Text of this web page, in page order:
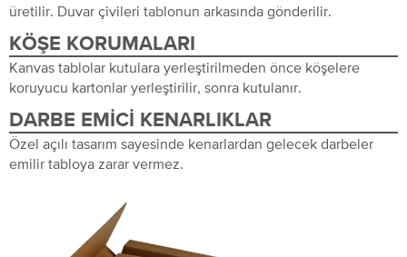
üretilir. Duvar çivileri tablonun arkasında gönderilir.
KÖŞE KORUMALARI
Kanvas tablolar kutulara yerleştirilmeden önce köşelere
koruyucu kartonlar yerleştirilir, sonra kutulanır.
DARBE EMICI KENARLIKLAR
Özel açılı tasarım sayesinde kenarlardan gelecek darbeler
emilir tabloya zarar vermez.